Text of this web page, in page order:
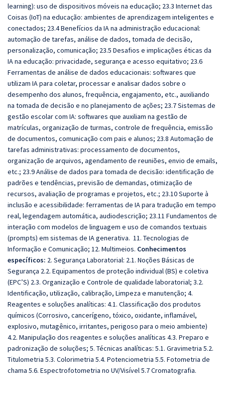
learning): uso de dispositivos móveis na educação; 23.3 Internet das
Coisas (IoT) na educação: ambientes de aprendizagem inteligentes e
conectados; 23.4 Benefícios da IA na administração educacional:
automação de tarefas, análise de dados, tomada de decisão,
personalização, comunicação; 23.5 Desafios e implicações éticas da
IA na educação: privacidade, segurança e acesso equitativo; 23.6
Ferramentas de análise de dados educacionais: softwares que
utilizam IA para coletar, processar e analisar dados sobre o
desempenho dos alunos, frequência, engajamento, etc., auxiliando
na tomada de decisão e no planejamento de ações; 23.7 Sistemas de
gestão escolar com IA: softwares que auxiliam na gestão de
matrículas, organização de turmas, controle de frequência, emissão
de documentos, comunicação com pais e alunos; 23.8 Automação de
tarefas administrativas: processamento de documentos,
organização de arquivos, agendamento de reuniões, envio de emails,
etc.; 23.9 Análise de dados para tomada de decisão: identificação de
padrões e tendências, previsão de demandas, otimização de
recursos, avaliação de programas e projetos, etc.; 23.10 Suporte à
inclusão e acessibilidade: ferramentas de IA para tradução em tempo
real, legendagem automática, audiodescrição; 23.11 Fundamentos de
interação com modelos de linguagem e uso de comandos textuais
(prompts) em sistemas de IA generativa. 11. Tecnologias de
Informação e Comunicação; 12. Multimeios. Conhecimentos
específicos: 2. Segurança Laboratorial: 2.1. Noções Básicas de
Segurança 2.2. Equipamentos de proteção individual (BS) e coletiva
(EPC’S) 2.3. Organização e Controle de qualidade laboratorial; 3.2.
Identificação, utilização, calibração, Limpeza e manutenção; 4.
Reagentes e soluções analíticas: 4.1. Classificação dos produtos
químicos (Corrosivo, cancerígeno, tóxico, oxidante, inflamável,
explosivo, mutagênico, irritantes, perigoso para o meio ambiente)
4.2. Manipulação dos reagentes e soluções analíticas 4.3. Preparo e
padronização de soluções; 5. Técnicas analíticas: 5.1. Gravimetria 5.2.
Titulometria 5.3. Colorimetria 5.4. Potenciometria 5.5. Fotometria de
chama 5.6. Espectrofotometria no UV/Visível 5.7 Cromatografia.